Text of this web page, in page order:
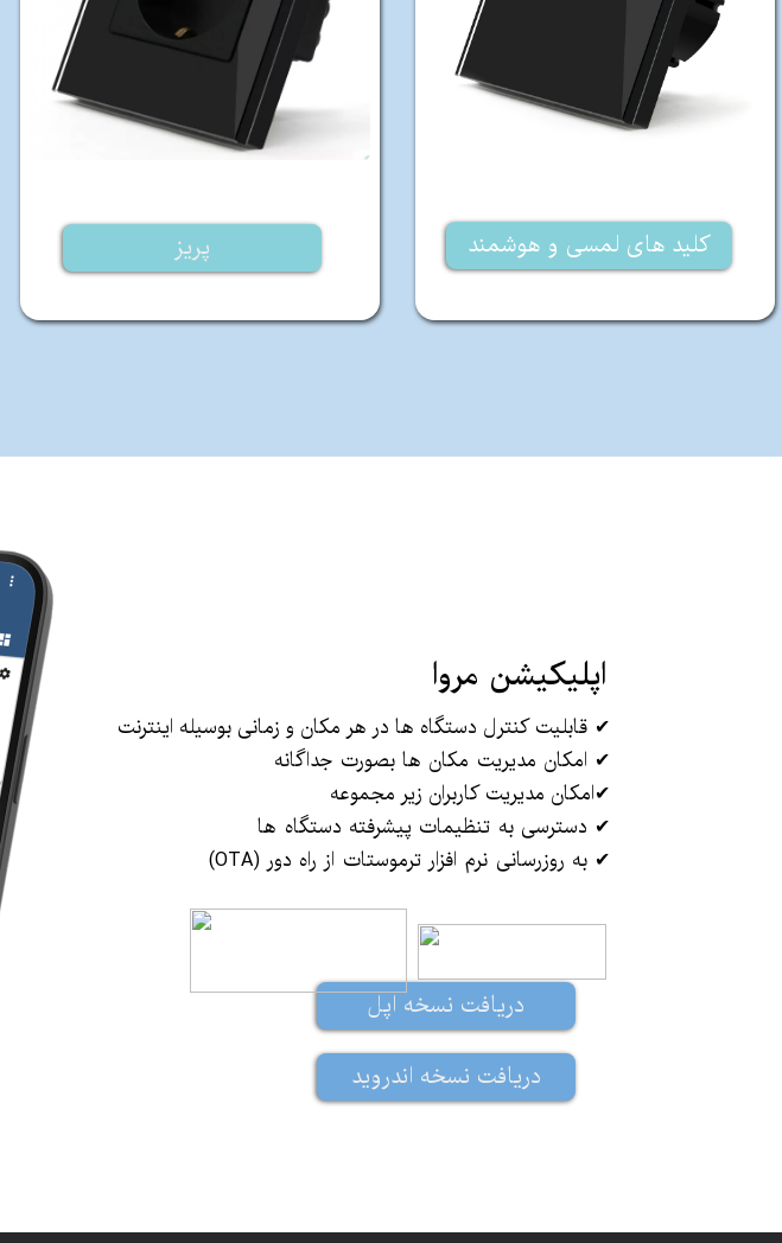
کلید های لمسی و هوشمند پریز
​✔قابلیت کنترل دستگاه ها در هر مکان و زمانی بوسیله اینترنت
✔ امکان مدیریت مکان ها بصورت جداگانه
✔امکان مدیریت کاربران زیر مجموعه
✔ دسترسی به تنظیمات پیشرفته دستگاه ها
✔ به روزرسانی نرم افزار ترموستات از راه دور (OTA)
اپلیکیشن مروا
دریافت نسخه اپل
دریافت نسخه اندروید